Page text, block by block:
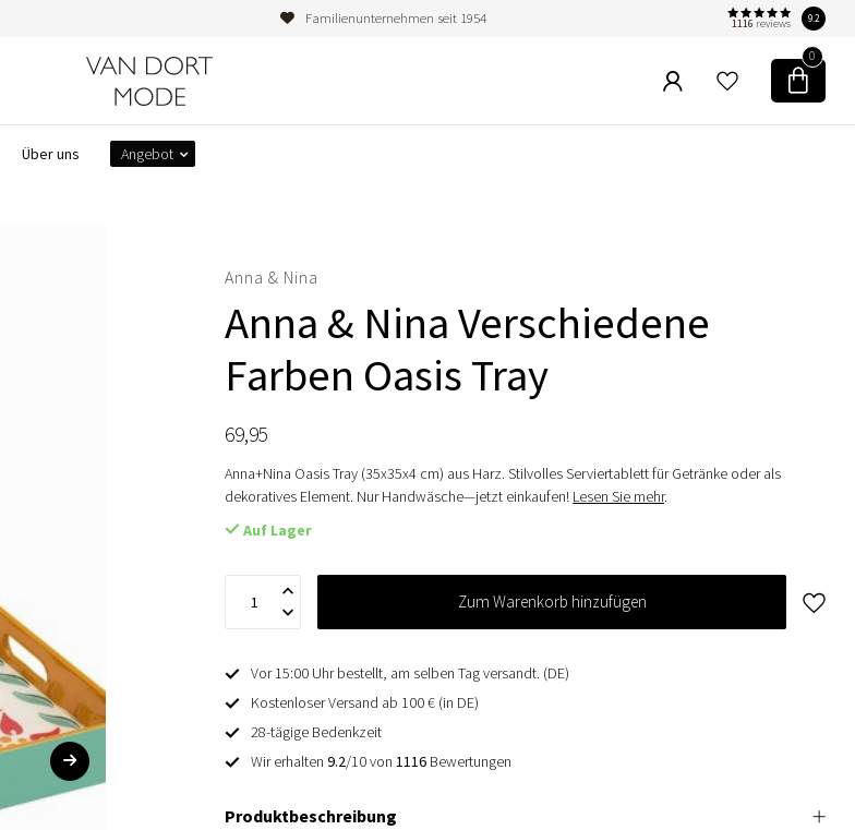
Familienunternehmen seit 1954 1116 reviews 9.2
0
Über uns Angebot
Anna & Nina
Anna & Nina Verschiedene
Farben Oasis Tray
69,95
Anna+Nina Oasis Tray (35x35x4 cm) aus Harz. Stilvolles Serviertablett für Getränke oder als
dekoratives Element. Nur Handwäsche—jetzt einkaufen! Lesen Sie mehr.
Auf Lager
Zum Warenkorb hinzufügen
Vor 15:00 Uhr bestellt, am selben Tag versandt. (DE)
Kostenloser Versand ab 100 € (in DE)
28-tägige Bedenkzeit
Wir erhalten9.2/10 von1116 Bewertungen
Produktbeschreibung